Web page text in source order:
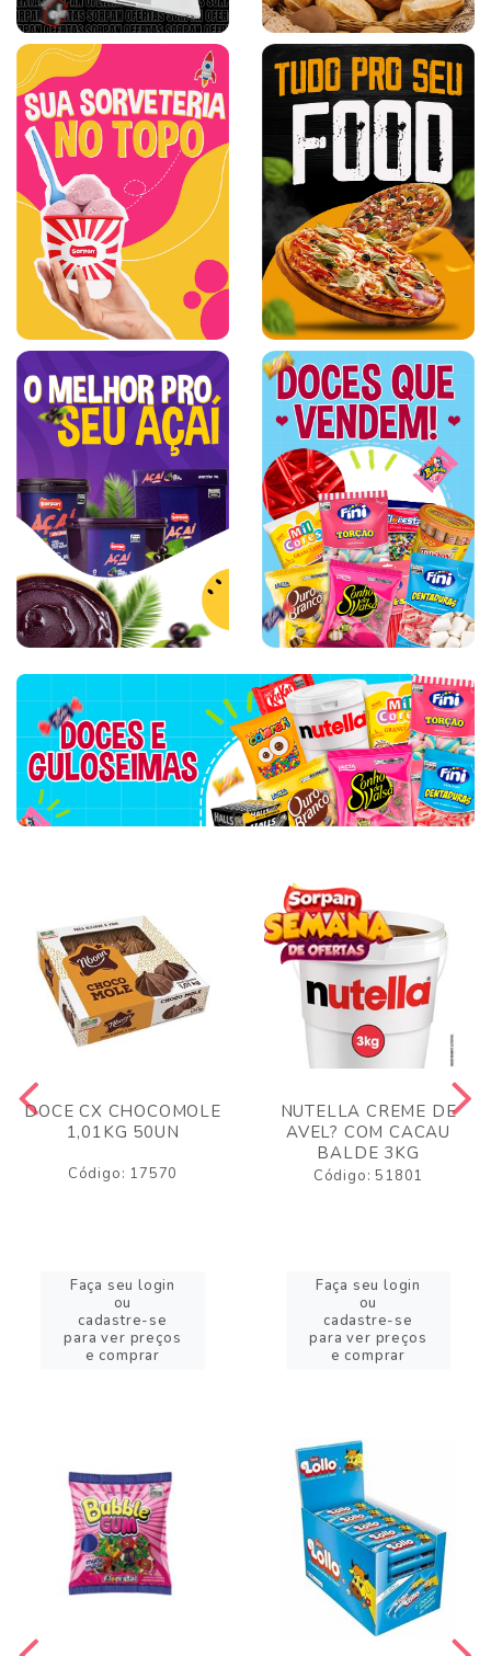
DOCE CX CHOCOMOLE
1,01KG 50UN
Código: 17570
Faça seu login
ou
cadastre-se
para ver preços
e comprar
NUTELLA CREME DE
AVEL? COM CACAU
BALDE 3KG
Código: 51801
Faça seu login
ou
cadastre-se
para ver preços
e comprar